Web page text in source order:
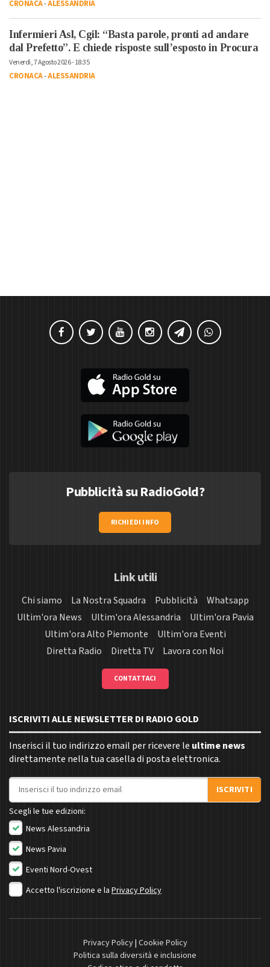
CRONACA-ALESSANDRIA
Infermieri Asl, Cgil: “Basta parole, pronti ad andare
dal Prefetto”. E chiede risposte sull’esposto in Procura
Venerdì, 7 Agosto 2026 - 18:35
CRONACA-ALESSANDRIA
Pubblicità su RadioGold?
RICHIEDI INFO
Link utili
Chi siamo La Nostra Squadra Pubblicità
Whatsapp
Ultim'ora News
Ultim'ora Alessandria
Ultim'ora Pavia
Ultim'ora Alto Piemonte
Ultim'ora Eventi
Diretta Radio
Diretta TV Lavora con Noi
CONTATTACI
ISCRIVITI ALLE NEWSLETTER DI RADIO GOLD
Inserisci il tuo indirizzo email per ricevere le ultime news
direttamente nella tua casella di posta elettronica.
Indirizzo email
ISCRIVITI
Scegli le tue edizioni:
News Alessandria
News Pavia
Eventi Nord-Ovest
Accetto l'iscrizione e la Privacy Policy
Privacy Policy| Cookie Policy
Politica sulla diversità e inclusione